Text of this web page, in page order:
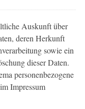
Auskunft über
deren Herkunft
sowie ein
dieser Daten.
personenbezogene
Impressum